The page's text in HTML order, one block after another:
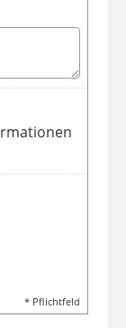
* Pflichtfeld